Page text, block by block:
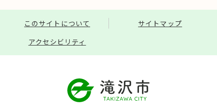
このサイトについて
サイトマップ
アクセシビリティ